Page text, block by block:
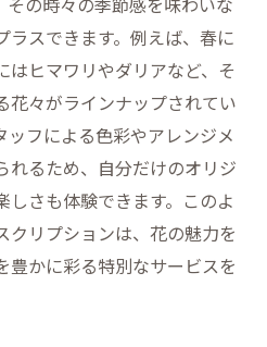
的な活用
とビジョン
スできます。例えば、春に
はヒマワリやダリアなど、そ
花々がラインナップされてい
ッフによる色彩やアレンジメ
れるため、自分だけのオリジ
しさも体験できます。このよ
クリプションは、花の魅力を
豊かに彩る特別なサービスを